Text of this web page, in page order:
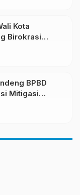
Kota
Birokrasi
BPBD
Mitigasi
Usia Dini